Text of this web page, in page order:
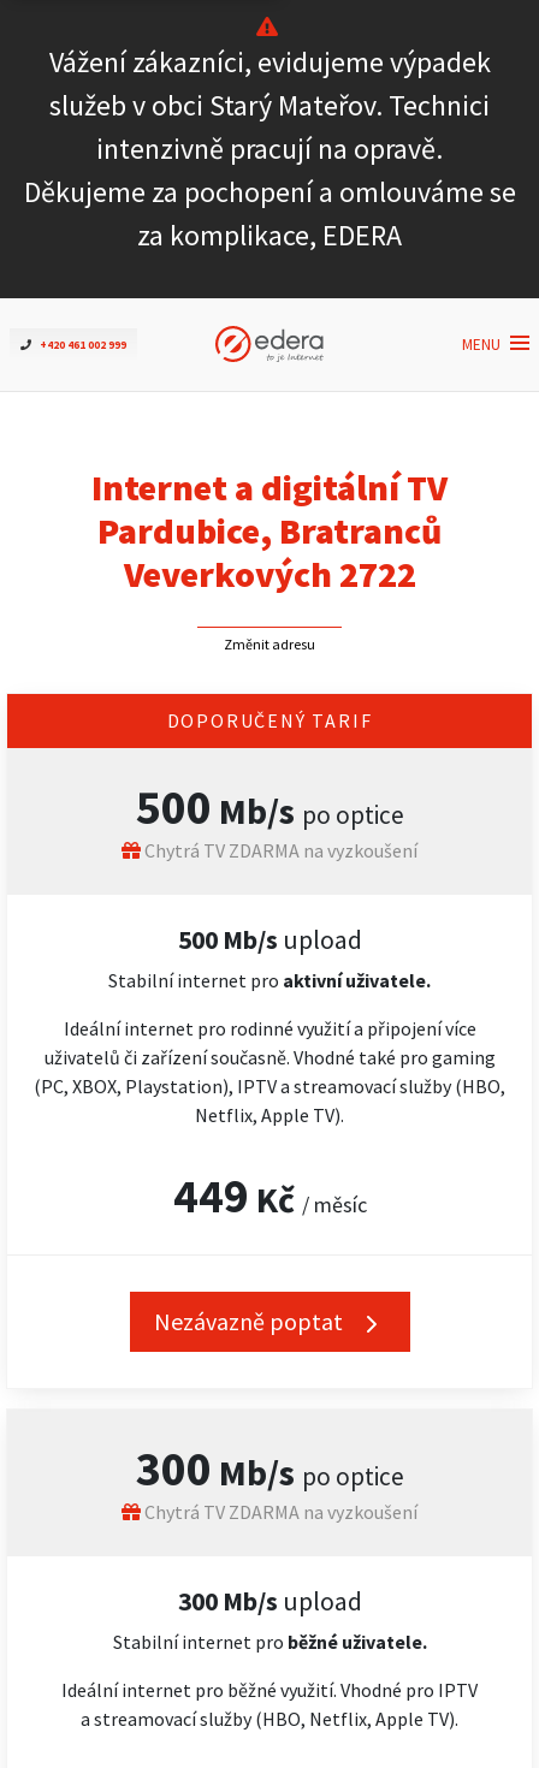
Vážení zákazníci, evidujeme výpadek
služeb v obci Starý Mateřov. Technici
intenzivně pracují na opravě.
Děkujeme za pochopení a omlouváme se
za komplikace, EDERA
+420 461 002 999 MENU
Ověřit dostupnost
Internet
ČEZNET TV
Podpora
Pro firmy
Internet a digitální TV
Pardubice, Bratranců
Veverkových 2722
Změnit adresu
300 Mb/s po optice
Chytrá TV ZDARMA na vyzkoušení
300 Mb/s upload
Stabilní internet pro běžné uživatele.
Ideální internet pro běžné využití. Vhodné pro IPTV
a streamovací služby (HBO, Netflix, Apple TV).
DOPORUČENÝ TARIF
500 Mb/s po optice
Chytrá TV ZDARMA na vyzkoušení
500 Mb/s upload
Stabilní internet pro aktivní uživatele.
Ideální internet pro rodinné využití a připojení více
uživatelů či zařízení současně. Vhodné také pro gaming
(PC, XBOX, Playstation), IPTV a streamovací služby (HBO,
Netflix, Apple TV).
449 Kč / měsíc
Nezávazně poptat